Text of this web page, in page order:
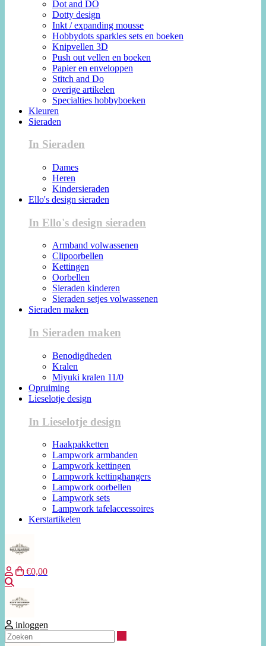
Dot and DO
Dotty design
Inkt / expanding mousse
Hobbydots sparkles sets en boeken
Knipvellen 3D
Push out vellen en boeken
Papier en enveloppen
Stitch and Do
overige artikelen
Specialties hobbyboeken
Kleuren
Sieraden
In Sieraden
Dames
Heren
Kindersieraden
Ello's design sieraden
In Ello's design sieraden
Armband volwassenen
Clipoorbellen
Kettingen
Oorbellen
Sieraden kinderen
Sieraden setjes volwassenen
Sieraden maken
In Sieraden maken
Benodigdheden
Kralen
Miyuki kralen 11/0
Opruiming
Lieselotje design
In Lieselotje design
Haakpakketten
Lampwork armbanden
Lampwork kettingen
Lampwork kettinghangers
Lampwork oorbellen
Lampwork sets
Lampwork tafelaccessoires
Kerstartikelen
€0,00
inloggen